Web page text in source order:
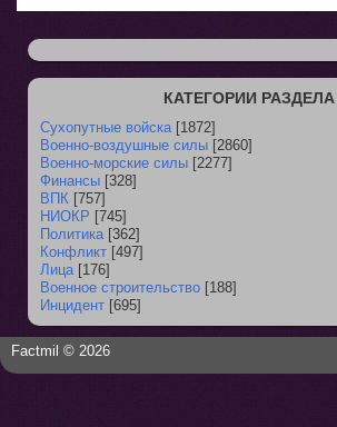
КАТЕГОРИИ РАЗДЕЛА
Сухопутные войска [1872]
Военно-воздушные силы [2860]
Военно-морские силы [2277]
Финансы [328]
ВПК [757]
НИОКР [745]
Политика [362]
Конфликт [497]
Лица [176]
Военное строительство [188]
Инцидент [695]
Factmil © 2026